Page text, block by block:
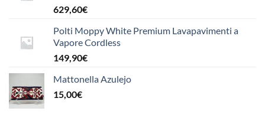
629,60€
Polti Moppy White Premium Lavapavimenti a
Vapore Cordless
149,90€
Mattonella Azulejo
15,00€